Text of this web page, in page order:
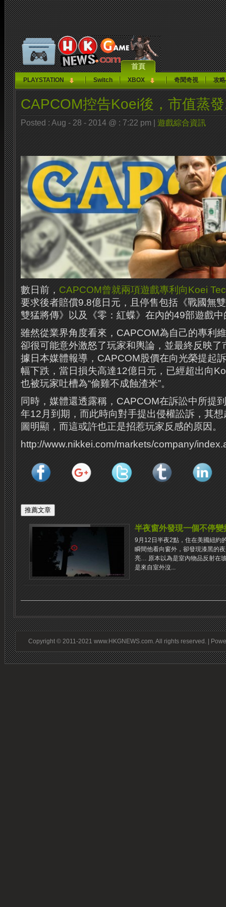
首頁
PLAYSTATION Switch XBOX 奇聞奇視 攻
CAPCOM控告Koei後，市值蒸
Posted : Aug - 28 - 2014 @ : 7:22 pm | 遊戲綜合資訊
數日前， CAPCOM曾就兩項遊戲專利向Koei
要求後者賠償9.8億日元，且停售包括《戰國無
雙猛將傳》以及《零：紅蝶》在內的49部遊戲
雖然從業界角度看來，CAPCOM為自己的專利
卻很可能意外激怒了玩家和輿論，並最終反映了
據日本媒體報導，CAPCOM股價在向光榮提起
幅下跌，當日損失高達12億日元，已經超出向
也被玩家吐槽為“偷雞不成蝕渣米”。
同時，媒體還透露稱，CAPCOM在訴訟中所提
年12月到期，而此時向對手提出侵權訟訴，其
圖明顯，而這或許也正是招惹玩家反感的原因。
http://www.nikkei.com/markets/company/
半夜窗外發現一個不停
9月12日半夜2點，住在美國紐約
瞬間他看向窗外，卻發現漆黑的
亮… 原本以為是室內物品反射在
是來自室外沒...
Copyright © 2011-2021 www.HKGNEWS.com. All rights reserved. |